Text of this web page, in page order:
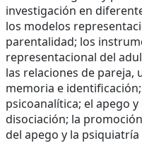
investigación en
los modelos
parentalidad; los
representacional del
las relaciones de pareja,
memoria e
psicoanalítica; el apego
disociación; la
del apego y la